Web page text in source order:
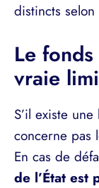
distincts selon
Le
vraie
S’il existe
concerne pas
En cas de
de l’État